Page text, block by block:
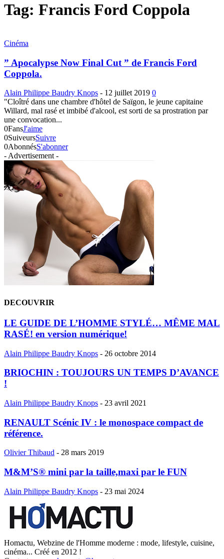
Tag: Francis Ford Coppola
Cinéma
” Apocalypse Now Final Cut ” de Francis Ford
Coppola.
Alain Philippe Baudry Knops - 12 juillet 2019 0
"Cloîtré dans une chambre d'hôtel de Saïgon, le jeune capitaine
Willard, mal rasé et imbibé d'alcool, est sorti de sa prostration par
une convocation...
0FansJ'aime
0SuiveursSuivre
0AbonnésS'abonner
- Advertisement -
DECOUVRIR
LE GUIDE DE L’HOMME STYLÉ… MÊME MAL
RASÉ! en version numérique!
Alain Philippe Baudry Knops - 26 octobre 2014
BRIOCHIN : TOUJOURS UN TEMPS D’AVANCE
!
Alain Philippe Baudry Knops - 23 avril 2021
RENAULT Scénic IV : le monospace compact de
référence.
Olivier Thibaud - 28 mars 2019
M&M’S® mini par la taille,maxi par le FUN
Alain Philippe Baudry Knops - 23 mai 2024
Homactu, Webzine de l'Homme moderne : mode, lifestyle, cuisine,
cinéma... Créé en 2012 !